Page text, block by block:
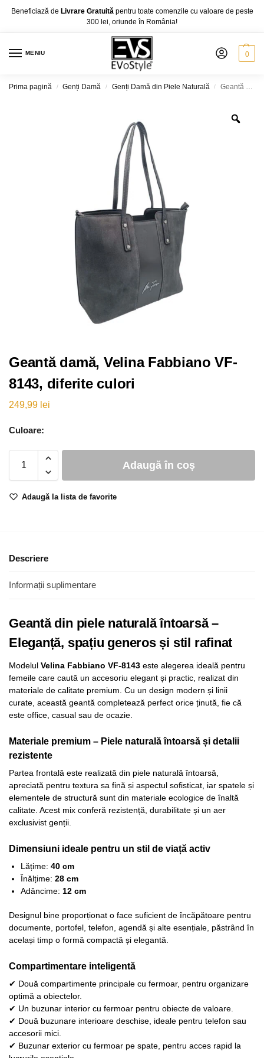
Beneficiază de Livrare Gratuită pentru toate comenzile cu valoare de peste
300 lei, oriunde în România!
MENIU 0
Prima pagină / Genți Damă / Genți Damă din Piele Naturală / Geantă damă, Velina Fabbiano VF-8143, diferite culori
Geantă damă, Velina Fabbiano VF-
8143, diferite culori
249,99 lei
Culoare:
Adaugă în coș
Adaugă la lista de favorite
Descriere
Informații suplimentare
Geantă din piele naturală întoarsă –
Eleganță, spațiu generos și stil rafinat
Modelul Velina Fabbiano VF-8143 este alegerea ideală pentru
femeile care caută un accesoriu elegant și practic, realizat din
materiale de calitate premium. Cu un design modern și linii
curate, această geantă completează perfect orice ținută, fie că
este office, casual sau de ocazie.
Materiale premium – Piele naturală întoarsă și detalii
rezistente
Partea frontală este realizată din piele naturală întoarsă,
apreciată pentru textura sa fină și aspectul sofisticat, iar spatele și
elementele de structură sunt din materiale ecologice de înaltă
calitate. Acest mix conferă rezistență, durabilitate și un aer
exclusivist genții.
Dimensiuni ideale pentru un stil de viață activ
Lățime: 40 cm
Înălțime: 28 cm
Adâncime: 12 cm
Designul bine proporționat o face suficient de încăpătoare pentru
documente, portofel, telefon, agendă și alte esențiale, păstrând în
același timp o formă compactă și elegantă.
Compartimentare inteligentă
✔ Două compartimente principale cu fermoar, pentru organizare
optimă a obiectelor.
✔ Un buzunar interior cu fermoar pentru obiecte de valoare.
✔ Două buzunare interioare deschise, ideale pentru telefon sau
accesorii mici.
✔ Buzunar exterior cu fermoar pe spate, pentru acces rapid la